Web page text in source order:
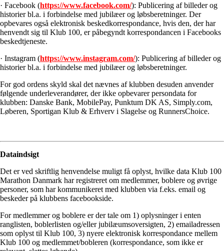
· Facebook (https://www.facebook.com/): Publicering af billeder og
historier bl.a. i forbindelse med jubilæer og løbsberetninger. Der
opbevares også elektronisk beskedkorrespondance, hvis den, der har
henvendt sig til Klub 100, er påbegyndt korrespondancen i Facebooks
beskedtjeneste.
· Instagram (https://www.instagram.com/): Publicering af billeder og
historier bl.a. i forbindelse med jubilæer og løbsberetninger.
For god ordens skyld skal det nævnes af klubben desuden anvender
følgende underleverandører, der ikke opbevarer persondata for
klubben: Danske Bank, MobilePay, Punktum DK AS, Simply.com,
Løberen, Sportigan Klub & Erhverv i Slagelse og RunnersChoice.
Dataindsigt
Det er ved skriftlig henvendelse muligt få oplyst, hvilke data Klub 100
Marathon Danmark har registreret om medlemmer, boblere og øvrige
personer, som har kommunikeret med klubben via f.eks. email og
beskeder på klubbens facebookside.
For medlemmer og boblere er der tale om 1) oplysninger i enten
ranglisten, boblerlisten og/eller jubilæumsoversigten, 2) emailadressen
som oplyst til Klub 100, 3) nyere elektronisk korrespondance mellem
Klub 100 og medlemmet/bobleren (korrespondance, som ikke er